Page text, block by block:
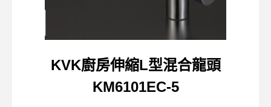
KVK廚房伸縮L型混合龍頭
KM6101EC-5